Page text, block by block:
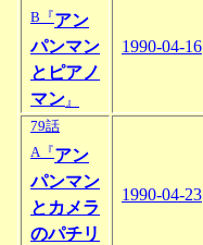
B『アン
パンマン
とピアノ
マン 』
1990-04-16
79話
A『アン
パンマン
とカメラ
のパチリ
1990-04-23